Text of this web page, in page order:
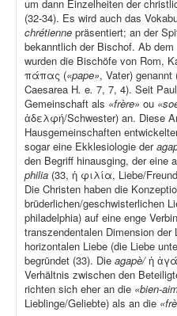
um dann Einzelheiten der
(32-34). Es wird auch das
chrétienne präsentiert; an der
bekanntlich der Bischof. Ab
wurden die Bischöfe von Rom,
πάπας («pape», Vater)
Caesarea H. e. 7, 7, 4). Seit
Gemeinschaft als «frère» ou
ἀδελφή/Schwester) an. Diese
Hausgemeinschaften
sogar eine Ekklesiologie der
den Begriff hinausging, der eine
philia (33, ἡ φιλία, Liebe/
Die Christen haben die
brüderlichen/geschwisterlichen
philadelphia) auf eine enge
transzendentalen Dimension
horizontalen Liebe (die Liebe
begründet (33). Die agapè/ἡ
Verhältnis zwischen den
richten sich eher an die «bien-
Lieblinge/Geliebte) als an die